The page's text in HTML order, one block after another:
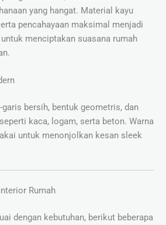
yang hangat. Material kayu
pencahayaan maksimal menjadi
menciptakan suasana rumah
bersih, bentuk geometris, dan
kaca, logam, serta beton. Warna
untuk menonjolkan kesan sleek
Rumah
dengan kebutuhan, berikut beberapa